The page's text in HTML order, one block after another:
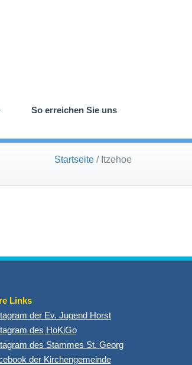
So erreichen Sie uns
Startseite / Itzehoe
Links
der Ev. Jugend Horst
des HoKiGo
des Stammes St. Georg
der Kirchengemeinde